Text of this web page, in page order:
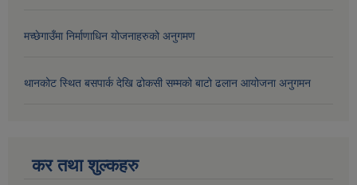
मच्छेगाउँमा निर्माणाधिन योजनाहरुको अनुगमण
थानकोट स्थित बसपार्क देखि ढोकसी सम्मको बाटो ढलान आयोजना अनुगमन
कर तथा शुल्कहरु